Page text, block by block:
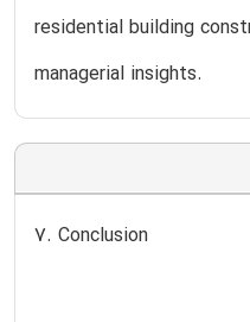
residential building
managerial insights.
7. Conclusion